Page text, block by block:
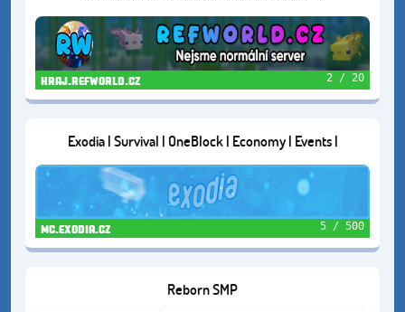
hraj.refworld.cz 2 / 20
Exodia | Survival | OneBlock | Economy | Events |
mc.exodia.cz 5 / 500
Reborn SMP